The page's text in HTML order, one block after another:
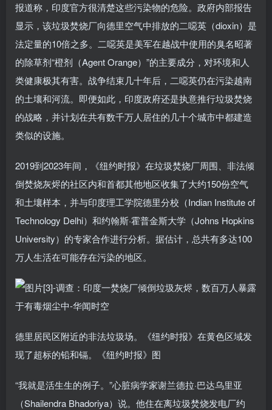
报道称，印度官方很清楚这些污染物的危险。政府内部报告
显示，该垃圾焚烧厂向德里空气中排放的二噁英（dioxin）是
法定量的10倍之多。二噁英是美军在越战中使用的臭名昭著
的除草剂“橙剂（Agent Orange）”的主要成分，对环境和人
类健康极其有害。战争结束几十年后，二噁英仍在污染越南
的土壤和河流。即便如此，印度政府还是执意推行垃圾焚烧
的战略，并计划在共有数千万人居住的几十个城市中都建造
类似的设施。
2019到2023年间，《纽约时报》在垃圾焚烧厂周围、非法倾
倒焚烧灰烬的社区内和首都其他地区收集了大约150份空气
和土壤样本，并与印度理工学院德里分校（Indian Institute of
Technology Delhi）和约翰斯·霍普金斯大学（Johns Hopkins
University）的专家合作进行分析。据估计，总共有多达100
万人生活在可能存在污染的地区。
德里居民区附近的非法垃圾场。《纽约时报》在黄色区域发
现了超标的铅和镉。《纽约时报》图
“我就是活生生的例子。”心脏病学家谢兰德拉·巴达乌里亚
（Shailendra Bhadoriya）说。他住在离垃圾焚烧发电厂约